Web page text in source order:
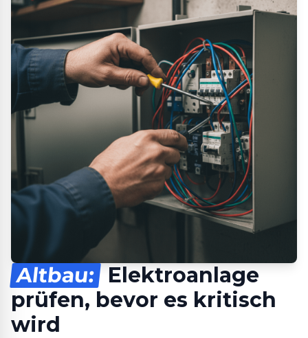
Altbau: Elektroanlage
prüfen, bevor es kritisch
wird